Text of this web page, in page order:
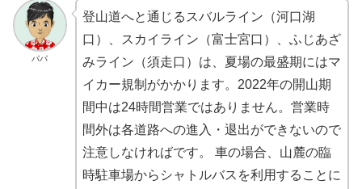
パパ
登山道へと通じるスバルライン（河口湖
口）、スカイライン（富士宮口）、ふじあざ
みライン（須走口）は、夏場の最盛期にはマ
イカー規制がかかります。2022年の開山期
間中は24時間営業ではありません。営業時
間外は各道路への進入・退出ができないので
注意しなければです。 車の場合、山麓の臨
時駐車場からシャトルバスを利用することに